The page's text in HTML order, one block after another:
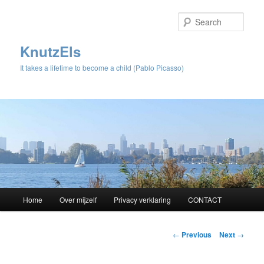
KnutzEls
It takes a lifetime to become a child (Pablo Picasso)
Skip
Home Over mijzelf Privacy verklaring CONTACT
Post
← Previous Next →